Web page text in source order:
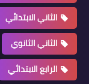
الثاني الابتدائي
الثاني الثانوي
الرابع الابتدائي